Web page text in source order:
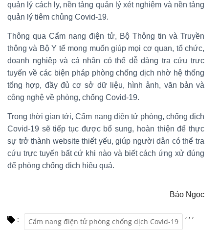
quản lý cách ly, nền tảng quản lý xét nghiệm và nền tảng
quản lý tiêm chủng Covid-19.
Thông qua Cẩm nang điện tử, Bộ Thông tin và Truyền
thông và Bộ Y tế mong muốn giúp mọi cơ quan, tổ chức,
doanh nghiệp và cá nhân có thể dễ dàng tra cứu trực
tuyến về các biện pháp phòng chống dịch nhờ hệ thống
tổng hợp, đầy đủ cơ sở dữ liệu, hình ảnh, văn bản và
công nghệ về phòng, chống Covid-19.
Trong thời gian tới, Cẩm nang điện tử phòng, chống dịch
Covid-19 sẽ tiếp tục được bổ sung, hoàn thiện để thực
sự trở thành website thiết yếu, giúp người dân có thể tra
cứu trực tuyến bất cứ khi nào và biết cách ứng xử đúng
để phòng chống dịch hiệu quả.
Bảo Ngọc
: Cẩm nang điện tử phòng chống dịch Covid-19
, , ,